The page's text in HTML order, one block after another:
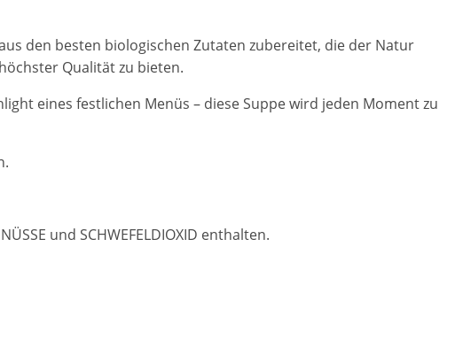
den besten biologischen Zutaten zubereitet, die der Natur
Qualität zu bieten.
eines festlichen Menüs – diese Suppe wird jeden Moment zu
und SCHWEFELDIOXID enthalten.